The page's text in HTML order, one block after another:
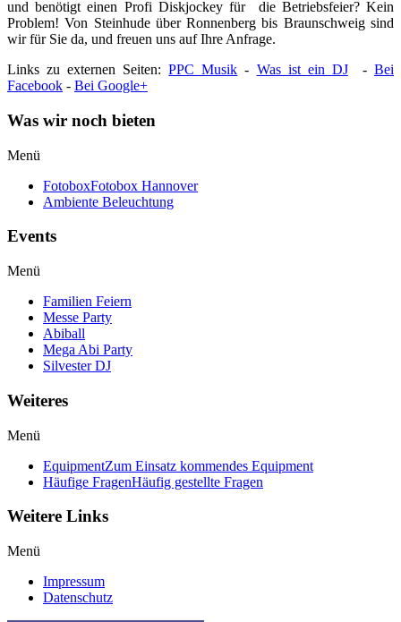
und benötigt einen Profi Diskjockey für die Betriebsfeier? Kein
Problem! Von Steinhude über Ronnenberg bis Braunschweig sind
wir für Sie da, und freuen uns auf Ihre Anfrage.
Links zu externen Seiten:PPC Musik - Was ist ein DJ-Bei
Facebook - Bei Google+
Was wir noch bieten
Menü
FotoboxFotobox Hannover
Ambiente Beleuchtung
Events
Menü
Familien Feiern
Messe Party
Abiball
Mega Abi Party
Silvester DJ
Weiteres
Menü
EquipmentZum Einsatz kommendes Equipment
Häufige FragenHäufig gestellte Fragen
Weitere Links
Menü
Impressum
Datenschutz